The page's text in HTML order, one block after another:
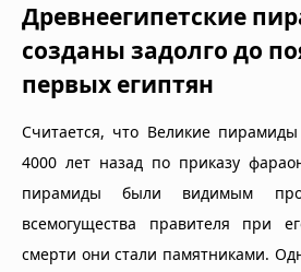
Древнеегипетские
созданы задолго до
первых египтян
Считается, что Великие
4000 лет назад по приказу
пирамиды были видимым
всемогущества правителя при
смерти они стали памятниками.